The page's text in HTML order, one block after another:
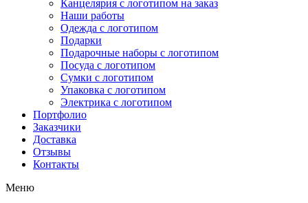
Канцелярия с логотипом на заказ
Наши работы
Одежда с логотипом
Подарки
Подарочные наборы с логотипом
Посуда с логотипом
Сумки с логотипом
Упаковка с логотипом
Электрика с логотипом
Портфолио
Заказчики
Доставка
Отзывы
Контакты
Меню